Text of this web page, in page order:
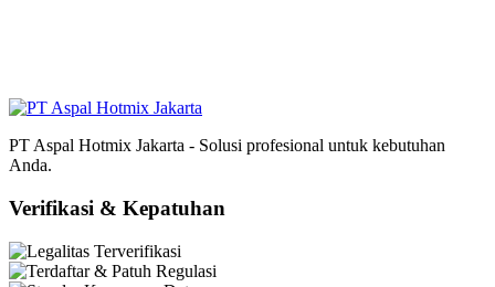
PT Aspal Hotmix Jakarta - Solusi profesional untuk kebutuhan
Anda.
Verifikasi & Kepatuhan